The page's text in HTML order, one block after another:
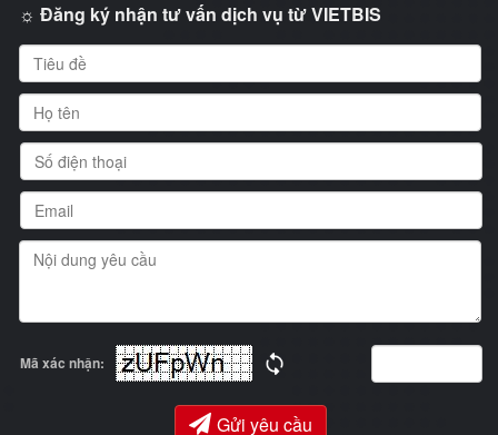
☼ Đăng ký nhận tư vấn dịch vụ từ VIETBIS
Mã xác nhận:
Gửi yêu cầu